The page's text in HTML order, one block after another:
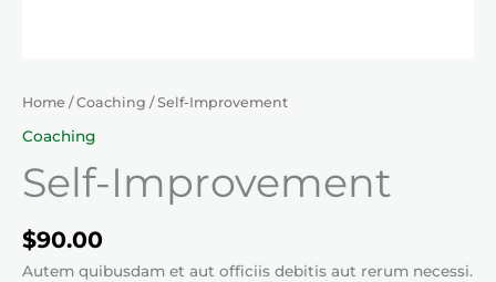
Home /Coaching / Self-Improvement
Coaching
Self-Improvement
$90.00
Autem quibusdam et aut officiis debitis aut rerum necessi.